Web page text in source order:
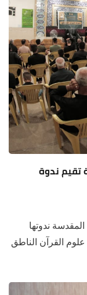
تقيم ندوة
ندوتها
علوم القرآن الناطق